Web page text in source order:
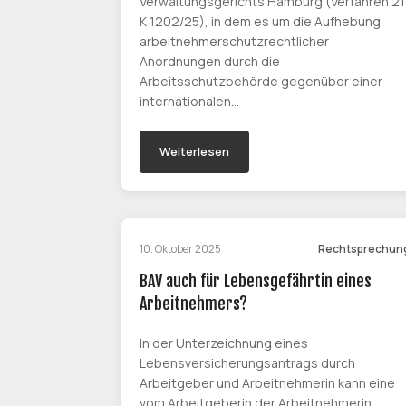
K 1202/25), in dem es um die Aufhebung
arbeitnehmerschutzrechtlicher
Anordnungen durch die
Arbeitsschutzbehörde gegenüber einer
internationalen…
Weiterlesen
10. Oktober 2025
BAV auch für Lebensgefährtin eines
Arbeitnehmers?
In der Unterzeichnung eines
Lebensversicherungsantrags durch
Arbeitgeber und Arbeitnehmerin kann eine